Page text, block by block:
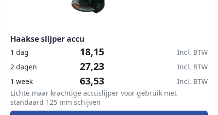
Haakse slijper accu
1 dag 18,15
Incl. BTW
2 dagen
27,23
Incl. BTW
1 week
63,53
Incl. BTW
Lichte maar krachtige accuslijper voor gebruik met
standaard 125 mm schijven